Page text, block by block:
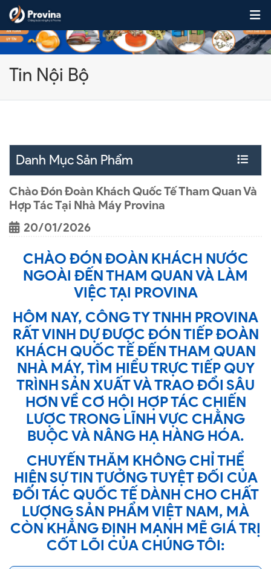
Skip to content
Tin Nội Bộ
Danh Mục Sản Phẩm
Chào Đón Đoàn Khách Quốc Tế Tham Quan Và
Hợp Tác Tại Nhà Máy Provina
20/01/2026
CHÀO ĐÓN ĐOÀN KHÁCH NƯỚC
NGOÀI ĐẾN THAM QUAN VÀ LÀM
VIỆC TẠI PROVINA
HÔM NAY, CÔNG TY TNHH PROVINA
RẤT VINH DỰ ĐƯỢC ĐÓN TIẾP ĐOÀN
KHÁCH QUỐC TẾ ĐẾN THAM QUAN
NHÀ MÁY, TÌM HIỂU TRỰC TIẾP QUY
TRÌNH SẢN XUẤT VÀ TRAO ĐỔI SÂU
HƠN VỀ CƠ HỘI HỢP TÁC CHIẾN
LƯỢC TRONG LĨNH VỰC CHẰNG
BUỘC VÀ NÂNG HẠ HÀNG HÓA.
CHUYẾN THĂM KHÔNG CHỈ THỂ
HIỆN SỰ TIN TƯỞNG TUYỆT ĐỐI CỦA
ĐỐI TÁC QUỐC TẾ DÀNH CHO CHẤT
LƯỢNG SẢN PHẨM VIỆT NAM, MÀ
CÒN KHẲNG ĐỊNH MẠNH MẼ GIÁ TRỊ
CỐT LÕI CỦA CHÚNG TÔI: